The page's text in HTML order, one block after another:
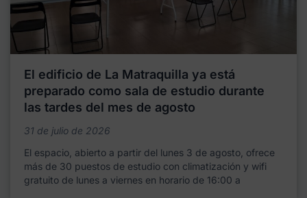
El edificio de La Matraquilla ya está
preparado como sala de estudio durante
las tardes del mes de agosto
31 de julio de 2026
El espacio, abierto a partir del lunes 3 de agosto, ofrece
más de 30 puestos de estudio con climatización y wifi
gratuito de lunes a viernes en horario de 16:00 a